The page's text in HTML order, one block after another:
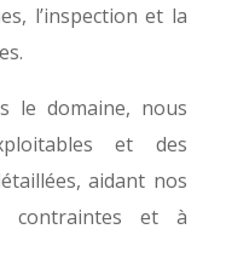
l’inspection et la
le domaine, nous
et des
aidant nos
contraintes et à